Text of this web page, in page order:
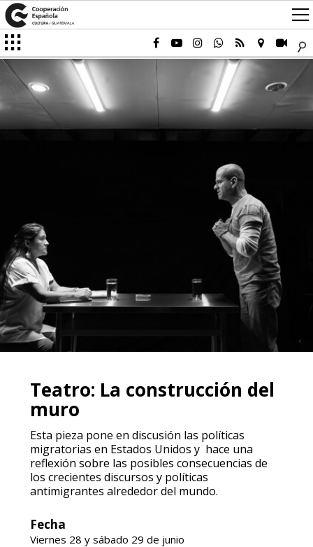
Teatro: La construcción del
muro
Esta pieza pone en discusión las políticas
migratorias en Estados Unidos y hace una
reflexión sobre las posibles consecuencias de
los crecientes discursos y políticas
antimigrantes alrededor del mundo.
Fecha
Viernes 28 y sábado 29 de junio